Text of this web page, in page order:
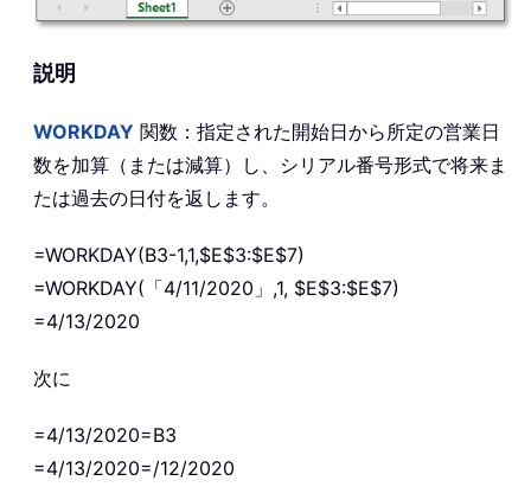
説明
WORKDAY 関数：指定された開始日から所定の営業日
数を加算（または減算）し、シリアル番号形式で将来ま
たは過去の日付を返します。
=WORKDAY(B3-1,1,$E$3:$E$7)
=WORKDAY(「4/11/2020」,1, $E$3:$E$7)
=4/13/2020
次に
=4/13/2020=B3
=4/13/2020=/12/2020